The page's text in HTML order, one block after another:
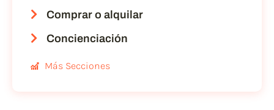
Comprar o alquilar
Concienciación
Más Secciones